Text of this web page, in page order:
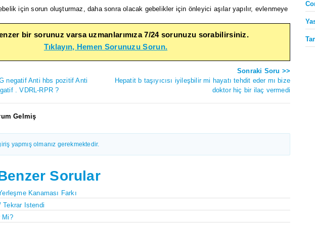
için sorun oluşturmaz, daha sonra olacak gebelikler için önleyici aşılar yapılır, evlenmeye
bir sorunuz varsa uzmanlarımıza 7/24 sorunuzu sorabilirsiniz.
Tıklayın, Hemen Sorunuzu Sorun.
negatif Anti hbs pozitif Anti
. VDRL-RPR ?
Sonraki Soru >>
Hepatit b taşıyıcısı iyileşbilir mi hayatı tehdit eder mı bize
doktor hiç bir ilaç vermedi
Gelmiş
yapmış olmanız gerekmektedir.
Sorular
Kanaması Farkı
Tekrar Istendi
Mi?